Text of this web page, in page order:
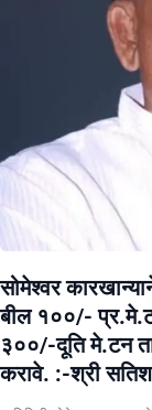
सोमेश्वर
बील १००/-
३००/-दूति मे.टन
करावे. :-श्री